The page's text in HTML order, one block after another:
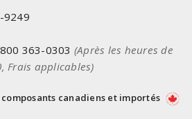
9249
363-0303 (Après les heures de
Frais applicables)
canadiens et importés